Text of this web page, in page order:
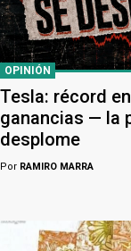
OPINIÓN
Tesla: récord
ganancias — la
desplome
Por RAMIRO MARRA